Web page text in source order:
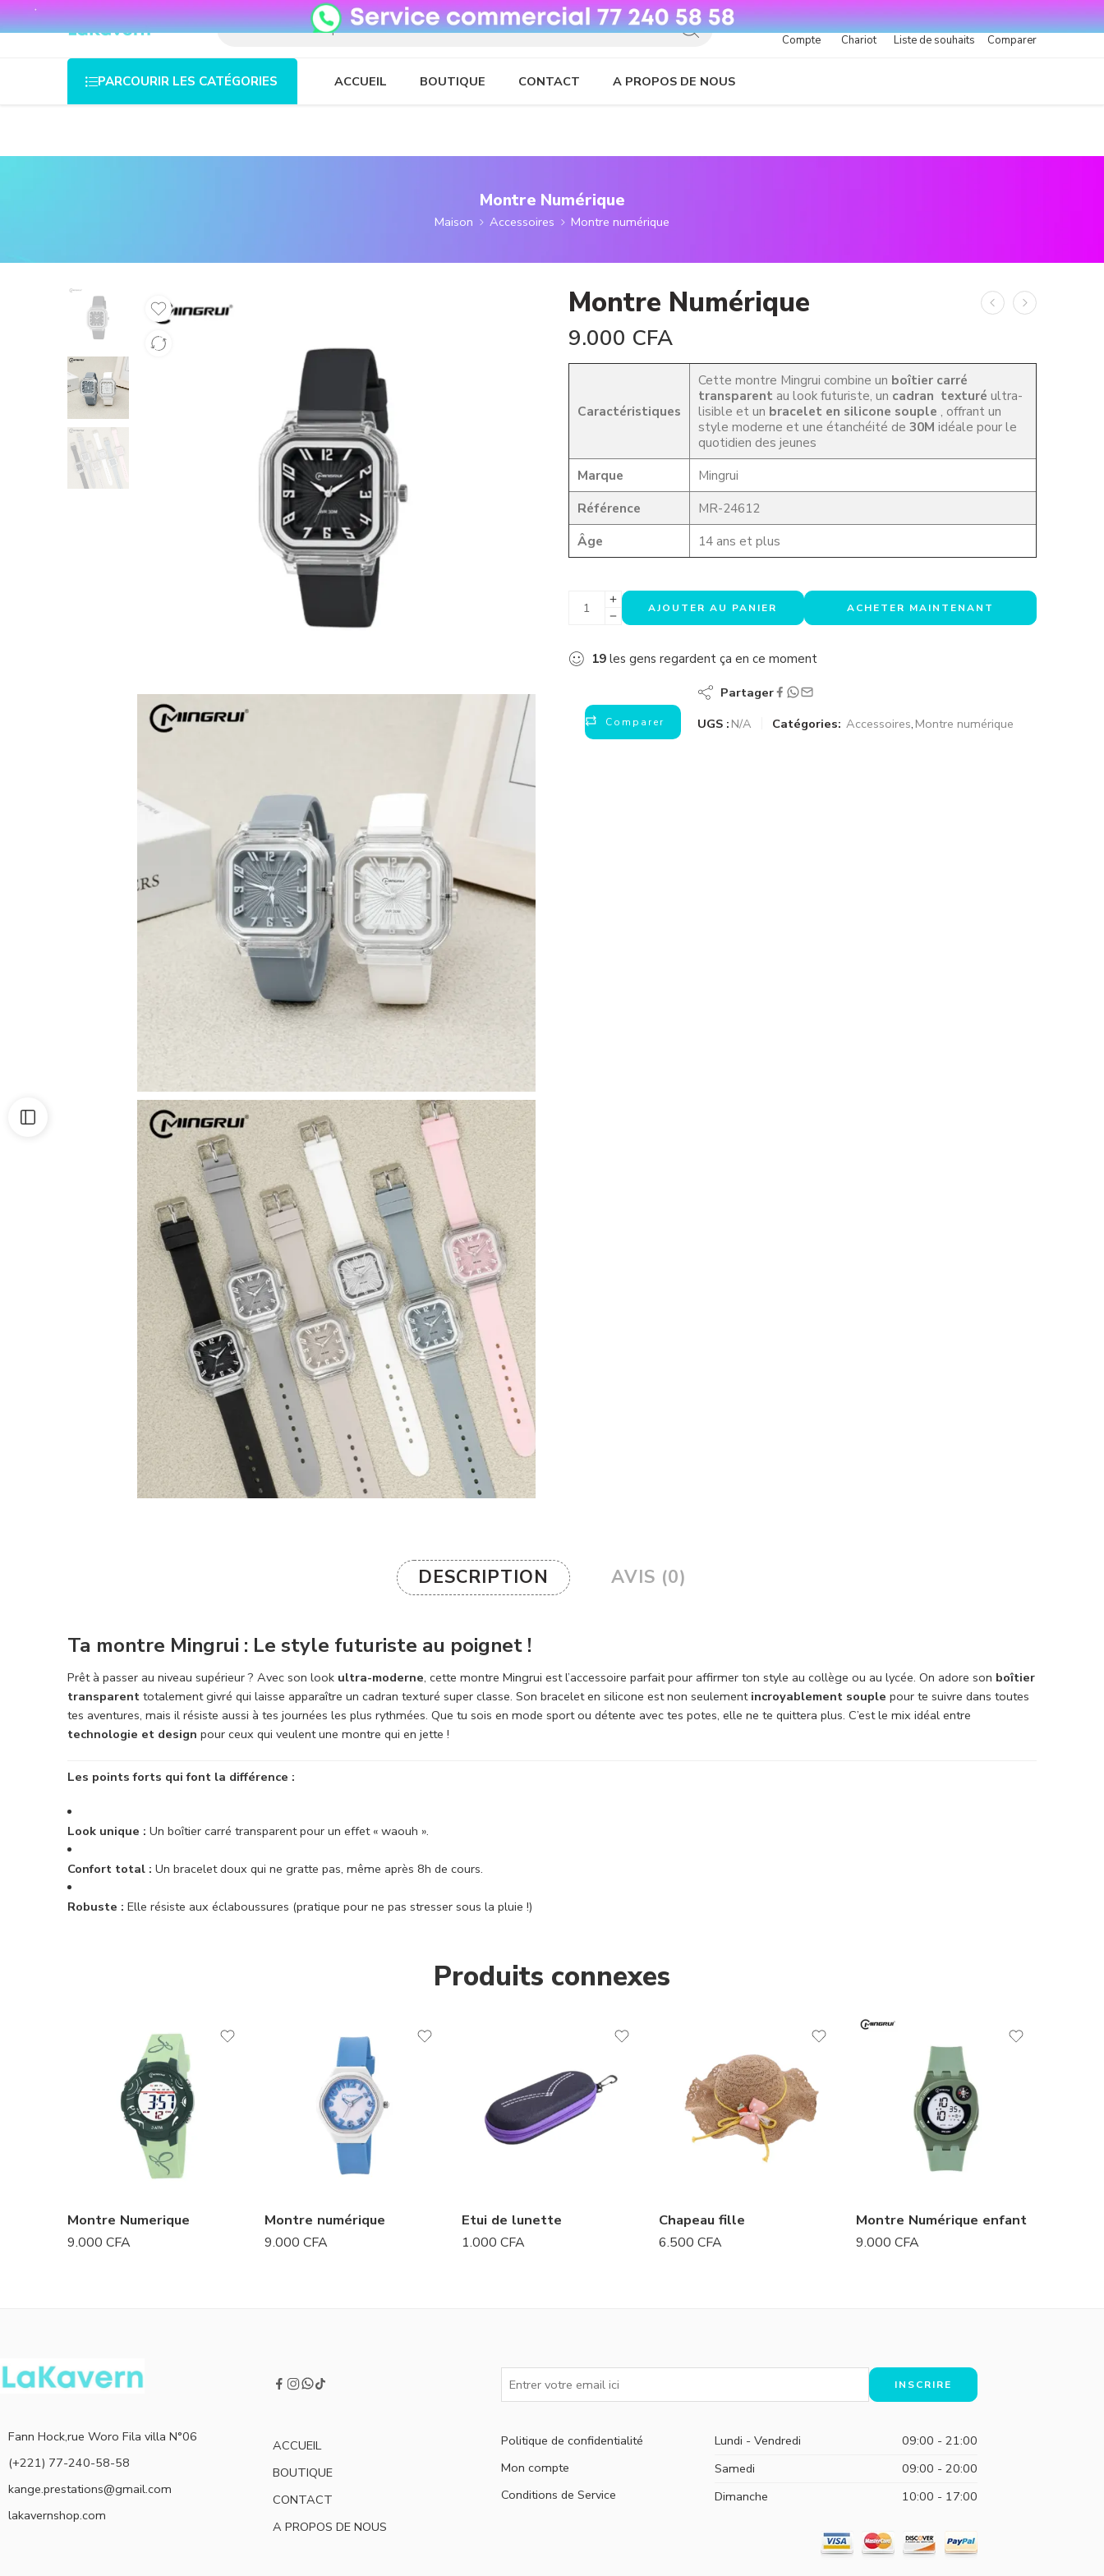
08o35epzeyex8vmjn04i2j4algz26o
Compte Chariot Liste de souhaits Comparer
PARCOURIR LES CATÉGORIES ACCUEIL BOUTIQUE CONTACT A PROPOS DE NOUS
Montre Numérique
Maison Accessoires Montre numérique
Montre Numérique
9.000 CFA
Caractéristiques
Cette montre Mingrui combine un boîtier carré
transparent au look futuriste, un cadran texturé ultra-
lisible et un bracelet en silicone souple , offrant un
style moderne et une étanchéité de 30M idéale pour le
quotidien des jeunes
Marque
Mingrui
Référence
MR-24612
Âge
14 ans et plus
AJOUTER AU PANIER ACHETER MAINTENANT
19 les gens regardent ça en ce moment
Comparer
Partager
UGS : N/A Catégories: Accessoires, Montre numérique
DESCRIPTION AVIS (0)
Ta montre Mingrui : Le style futuriste au poignet !
Prêt à passer au niveau supérieur ? Avec son look ultra-moderne, cette montre Mingrui est l’accessoire parfait pour affirmer ton style au collège ou au lycée. On adore son boîtier
transparent totalement givré qui laisse apparaître un cadran texturé super classe. Son bracelet en silicone est non seulement incroyablement souple pour te suivre dans toutes
tes aventures, mais il résiste aussi à tes journées les plus rythmées. Que tu sois en mode sport ou détente avec tes potes, elle ne te quittera plus. C’est le mix idéal entre
technologie et design pour ceux qui veulent une montre qui en jette !
Les points forts qui font la différence :
Look unique : Un boîtier carré transparent pour un effet « waouh ».
Confort total : Un bracelet doux qui ne gratte pas, même après 8h de cours.
Robuste : Elle résiste aux éclaboussures (pratique pour ne pas stresser sous la pluie !)
Produits connexes
Montre Numerique
9.000 CFA
Montre numérique
9.000 CFA
Etui de lunette
1.000 CFA
Chapeau fille
6.500 CFA
Montre Numérique enfant
9.000 CFA
Fann Hock,rue Woro Fila villa N°06
(+221) 77-240-58-58
kange.prestations@gmail.com
lakavernshop.com
ACCUEIL
BOUTIQUE
CONTACT
A PROPOS DE NOUS
Politique de confidentialité
Mon compte
Conditions de Service
Lundi - Vendredi
09:00 - 21:00
Samedi
09:00 - 20:00
Dimanche
10:00 - 17:00